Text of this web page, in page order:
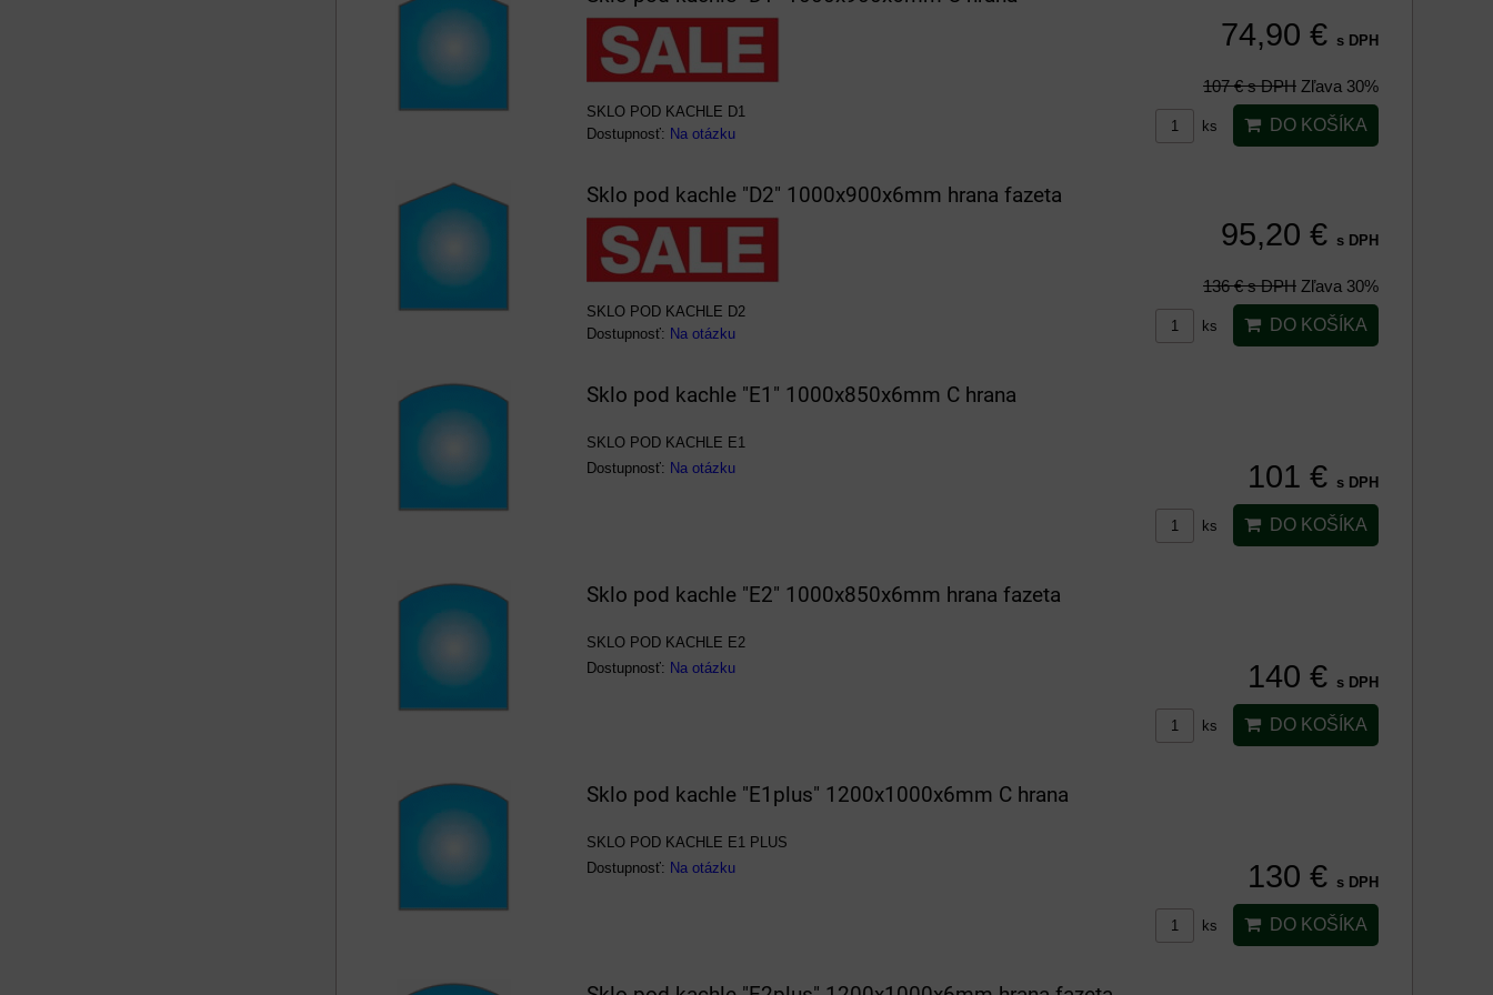
SKLO POD KACHLE D1
Dostupnosť: Na otázku
74,90 € s DPH
107 €s DPH Zľava 30%
ks DO KOŠÍKA
Sklo pod kachle "D2" 1000x900x6mm hrana fazeta
SKLO POD KACHLE D2
Dostupnosť: Na otázku
95,20 € s DPH
136 €s DPH Zľava 30%
ks DO KOŠÍKA
Sklo pod kachle "E1" 1000x850x6mm C hrana
SKLO POD KACHLE E1
Dostupnosť: Na otázku 101 € s DPH
ks DO KOŠÍKA
Sklo pod kachle "E2" 1000x850x6mm hrana fazeta
SKLO POD KACHLE E2
Dostupnosť: Na otázku 140 € s DPH
ks DO KOŠÍKA
Sklo pod kachle "E1plus" 1200x1000x6mm C hrana
SKLO POD KACHLE E1 PLUS
Dostupnosť: Na otázku 130 € s DPH
ks DO KOŠÍKA